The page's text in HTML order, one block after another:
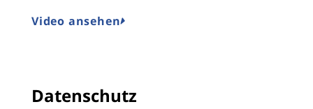
Video ansehen
Datenschutz